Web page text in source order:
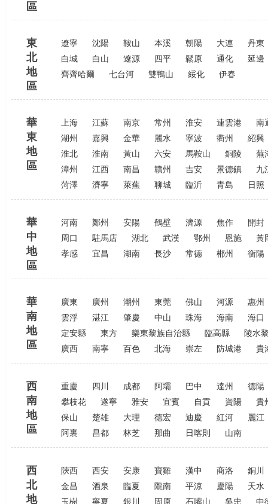
區
東
北
地
區
遼寧 沈陽 鞍山 本溪 朝陽 大連
丹東
白城
白山 遼源 四平 鬆原 通化
延邊
齊齊哈爾
七台河 雙鴨山 綏化 伊春
華
東
地
區
上海 江蘇 南京 常州 淮安 連雲港
南
湖州
嘉興 金華 麗水 寧波 衢州
紹興
淮北
淮南 黃山 六安 馬鞍山 銅陵
蕪
漳州
江西 南昌 贛州 吉安 景德鎮
九
菏澤
濟寧 萊蕪 聊城 臨沂 青島 日照
華
中
地
區
河南 鄭州 安陽 鶴壁 濟源 焦作
開封
周口
駐馬店 湖北 武漢 鄂州 恩施
黃
孝感
宜昌 湖南 長沙 常德 郴州 衡陽
華
南
地
區
廣東 廣州 潮州 東莞 佛山 河源
惠州
雲浮
湛江 肇慶 中山 珠海 海南
海口
定安縣
東方 樂東黎族自治縣 臨高縣
陵水
廣西
南寧 百色 北海 崇左 防城港 貴
西
南
地
區
重慶 四川 成都 阿壩 巴中 達州
德陽
攀枝花
遂寧 雅安 宜賓 自貢 資陽
貴
保山
楚雄 大理 德宏 迪慶 紅河
麗江
阿裏
昌都 林芝 那曲 日喀則 山南
西
北
地
陝西 西安 安康 寶雞 漢中 商洛
銅川
金昌
酒泉 臨夏 隴南 平涼 慶陽
天水
玉樹
寧夏 銀川 固原 石嘴山 吳忠 中